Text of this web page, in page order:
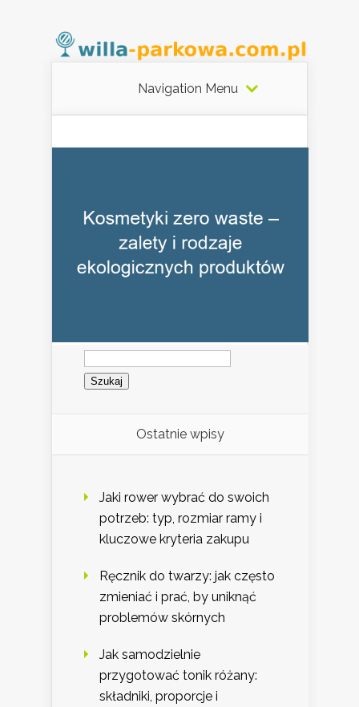
Navigation Menu
Szukaj:
Ostatnie wpisy
Jaki rower wybrać do swoich
potrzeb: typ, rozmiar ramy i
kluczowe kryteria zakupu
Ręcznik do twarzy: jak często
zmieniać i prać, by uniknąć
problemów skórnych
Jak samodzielnie
przygotować tonik różany:
składniki, proporcje i